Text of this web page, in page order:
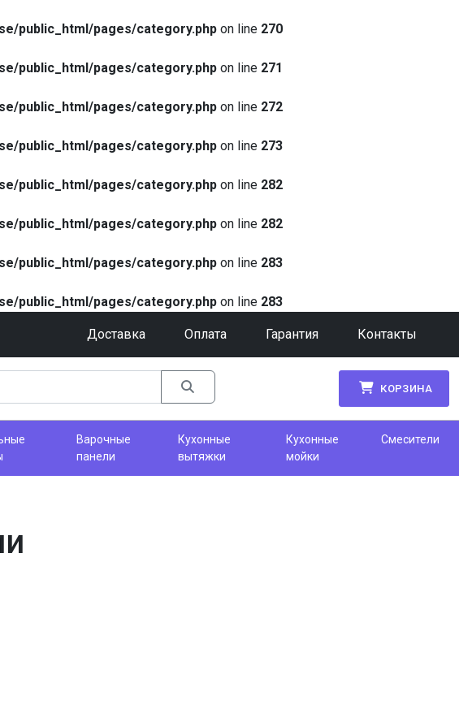
public_html/pages/category.php on line 270
public_html/pages/category.php on line 271
public_html/pages/category.php on line 272
public_html/pages/category.php on line 273
public_html/pages/category.php on line 282
public_html/pages/category.php on line 282
public_html/pages/category.php on line 283
public_html/pages/category.php on line 283
Доставка Оплата Гарантия Контакты
КОРЗИНА
Варочные
панели
Кухонные
вытяжки
Кухонные
мойки
Смесители